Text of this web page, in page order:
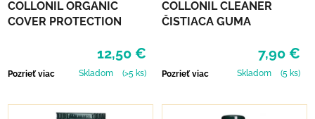
COLLONIL ORGANIC
COVER PROTECTION
12,50 €
Pozrieť viac Skladom (>5 ks)
COLLONIL CLEANER
ČISTIACA GUMA
7,90 €
Pozrieť viac Skladom (5 ks)